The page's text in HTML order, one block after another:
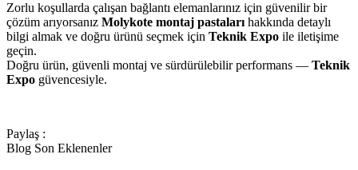
Zorlu koşullarda çalışan bağlantı elemanlarınız için güvenilir bir
çözüm arıyorsanız Molykote montaj pastaları hakkında detaylı
bilgi almak ve doğru ürünü seçmek için Teknik Expo ile iletişime
geçin.
Doğru ürün, güvenli montaj ve sürdürülebilir performans — Teknik
Expo güvencesiyle.
Paylaş :
Blog Son Eklenenler